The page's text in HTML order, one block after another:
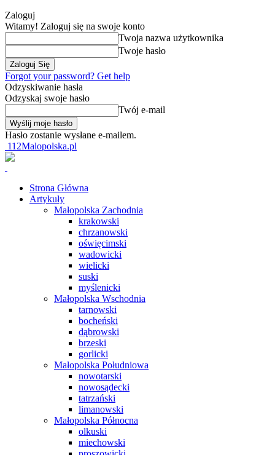
Zaloguj
Witamy! Zaloguj się na swoje konto
Twoja nazwa użytkownika
Twoje hasło
Forgot your password? Get help
Odzyskiwanie hasła
Odzyskaj swoje hasło
Twój e-mail
Hasło zostanie wysłane e-mailem.
112Malopolska.pl
Strona Główna
Artykuły
Małopolska Zachodnia
krakowski
chrzanowski
oświęcimski
wadowicki
wielicki
suski
myślenicki
Małopolska Wschodnia
tarnowski
bocheński
dąbrowski
brzeski
gorlicki
Małopolska Południowa
nowotarski
nowosądecki
tatrzański
limanowski
Małopolska Północna
olkuski
miechowski